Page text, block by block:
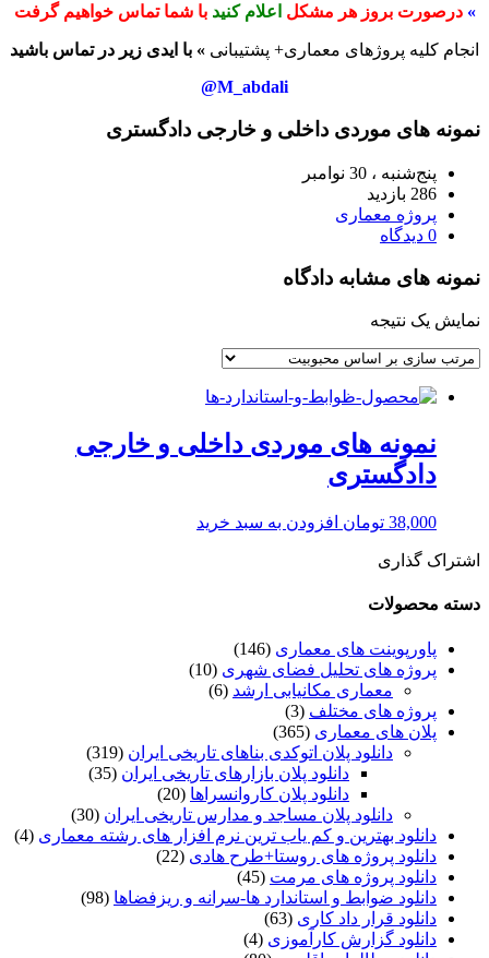
» درصورت بروز هر مشکل اعلام کنید با شما تماس خواهیم گرفت
انجام کلیه پروژهای معماری+ پشتیبانی » با ایدی زیر در تماس باشید
M_abdali@
نمونه های موردی داخلی و خارجی دادگستری
پنج‌شنبه ، 30 نوامبر
286 بازدید
پروژه معماری
0 دیدگاه
نمونه های مشابه دادگاه
نمایش یک نتیجه
نمونه های موردی داخلی و خارجی
دادگستری
38,000 تومان افزودن به سبد خرید
اشتراک گذاری
دسته محصولات
پاورپوینت های معماری (146)
پروژه های تحلیل فضای شهری (10)
معماری مکانیابی ارشد (6)
پروژه های مختلف (3)
پلان های معماری (365)
دانلود پلان اتوکدی بناهای تاریخی ایران (319)
دانلود پلان بازارهای تاریخی ایران (35)
دانلود پلان کاروانسراها (20)
دانلود پلان مساجد و مدارس تاریخی ایران (30)
دانلود بهترین و کم یاب ترین نرم افزار های رشته معماری (4)
دانلود پروژه های روستا+طرح هادی (22)
دانلود پروژه های مرمت (45)
دانلود ضوابط و استاندارد ها-سرانه و ریزفضاها (98)
دانلود قرار داد کاری (63)
دانلود گزارش کارآموزی (4)